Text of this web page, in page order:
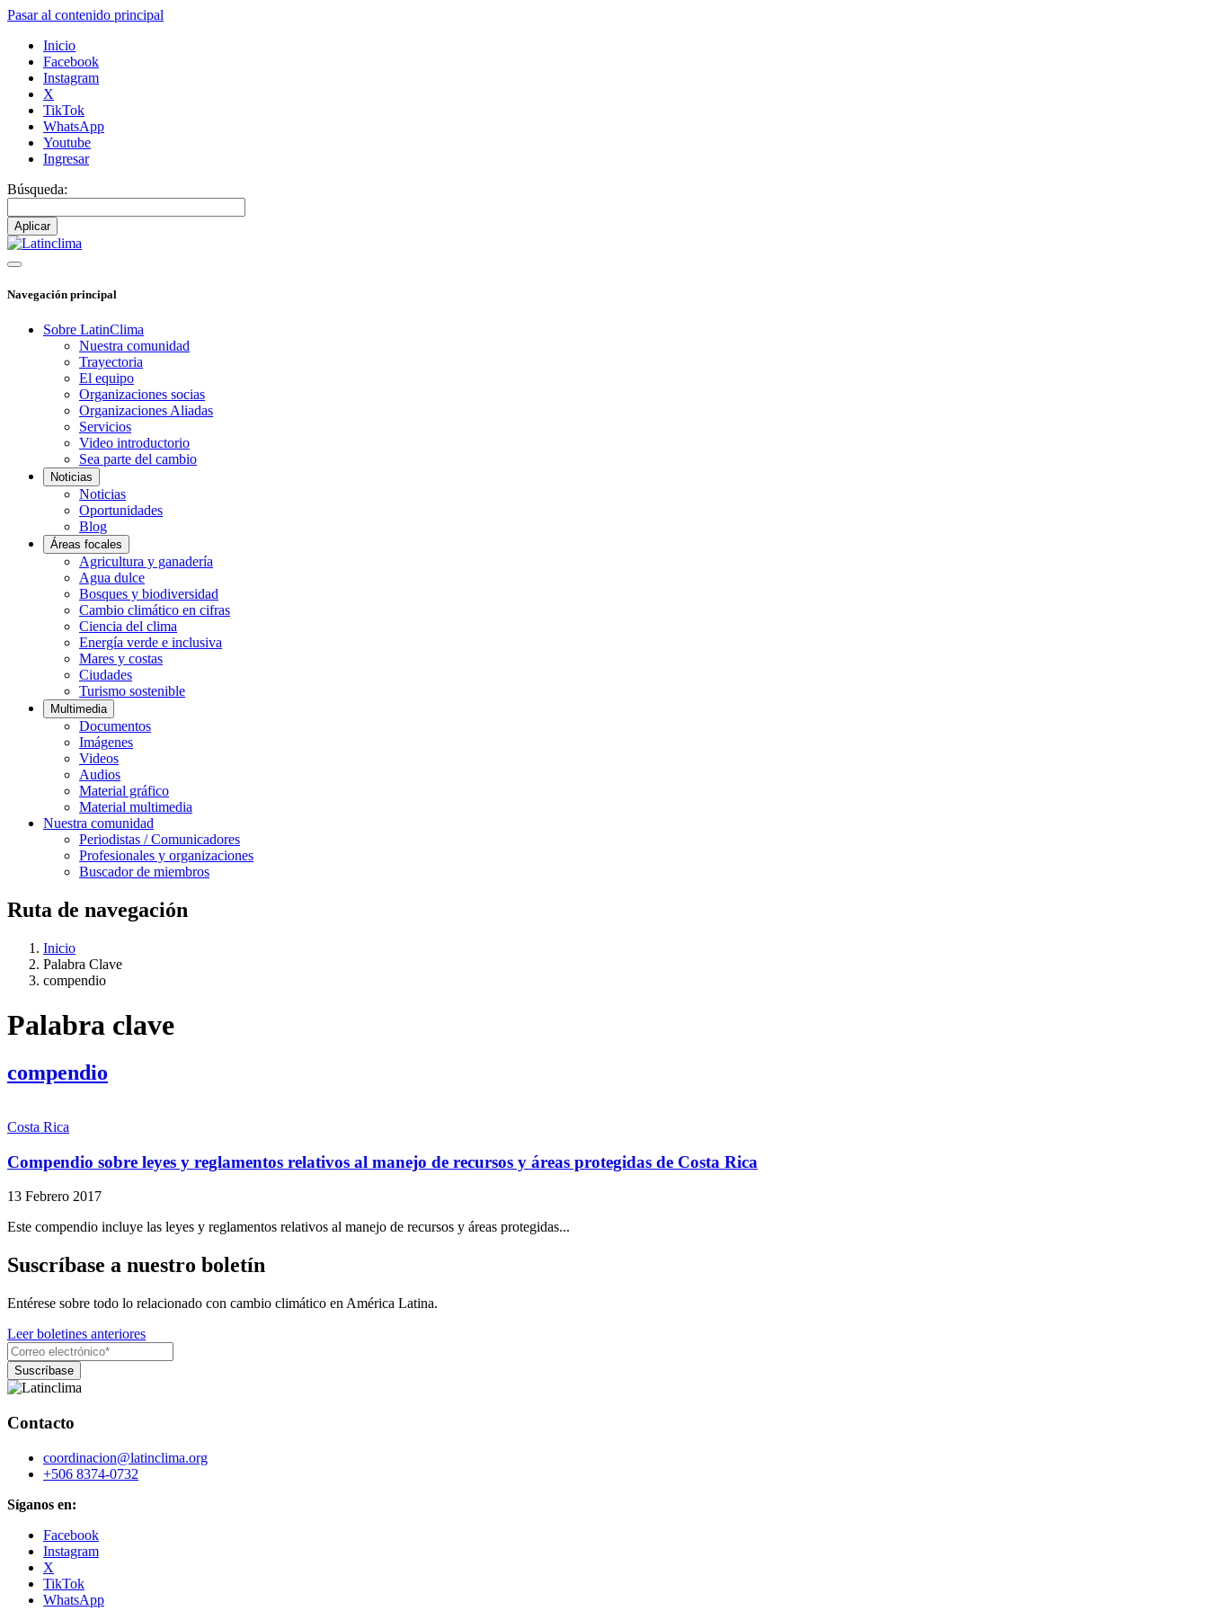
Pasar al contenido principal
Inicio
Facebook
Instagram
X
TikTok
WhatsApp
Youtube
Ingresar
Búsqueda:
Navegación principal
Sobre LatinClima
Nuestra comunidad
Trayectoria
El equipo
Organizaciones socias
Organizaciones Aliadas
Servicios
Video introductorio
Sea parte del cambio
Noticias
Noticias
Oportunidades
Blog
Áreas focales
Agricultura y ganadería
Agua dulce
Bosques y biodiversidad
Cambio climático en cifras
Ciencia del clima
Energía verde e inclusiva
Mares y costas
Ciudades
Turismo sostenible
Multimedia
Documentos
Imágenes
Videos
Audios
Material gráfico
Material multimedia
Nuestra comunidad
Periodistas / Comunicadores
Profesionales y organizaciones
Buscador de miembros
Ruta de navegación
Inicio
Palabra Clave
compendio
Palabra clave
compendio
Costa Rica
Compendio sobre leyes y reglamentos relativos al manejo de recursos y áreas protegidas de Costa Rica
13 Febrero 2017
Este compendio incluye las leyes y reglamentos relativos al manejo de recursos y áreas protegidas...
Suscríbase a nuestro boletín
Entérese sobre todo lo relacionado con cambio climático en América Latina.
Leer boletines anteriores
Contacto
coordinacion@latinclima.org
+506 8374-0732
Síganos en:
Facebook
Instagram
X
TikTok
WhatsApp